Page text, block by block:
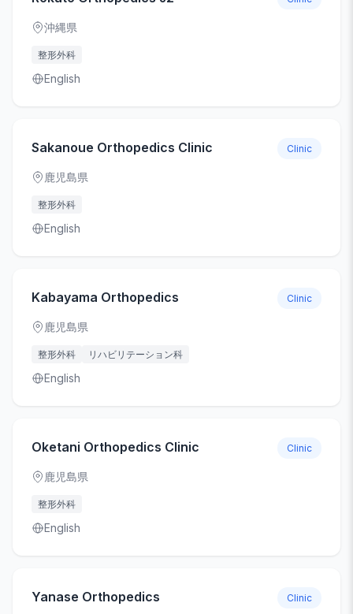
沖縄県
整形外科
English
Sakanoue Orthopedics Clinic Clinic
鹿児島県
整形外科
English
Kabayama Orthopedics Clinic
鹿児島県
整形外科 リハビリテーション科
English
Oketani Orthopedics Clinic Clinic
鹿児島県
整形外科
English
Yanase Orthopedics Clinic